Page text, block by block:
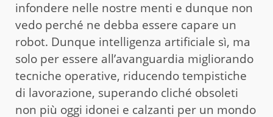
infondere nelle nostre menti e dunque non
vedo perché ne debba essere capare un
robot. Dunque intelligenza artificiale sì, ma
solo per essere all’avanguardia migliorando
tecniche operative, riducendo tempistiche
di lavorazione, superando cliché obsoleti
non più oggi idonei e calzanti per un mondo